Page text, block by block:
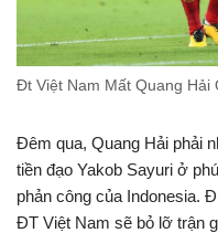
Đt Việt Nam Mất Quang Hải
Đêm qua, Quang Hải phải
tiền đạo Yakob Sayuri ở
phản công của Indonesia.
ĐT Việt Nam sẽ bỏ lỡ trận